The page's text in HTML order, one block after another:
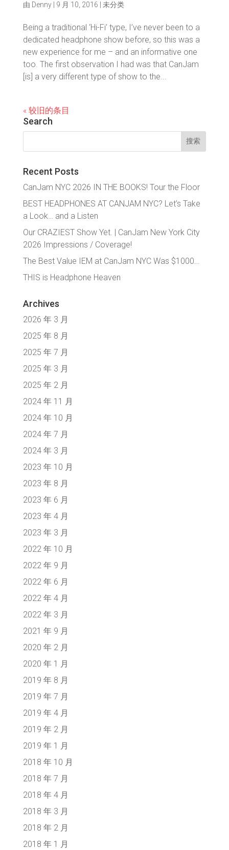
由 Denny| 9 月 10, 2016 未分类
Being a traditional ‘Hi-Fi’ type, I’ve never been to a
dedicated headphone show before, so this was a
new experience for me – and an informative one
too. The first observation I had was that CanJam
[is] a very different type of show to the...
« 较旧的条目
Search
搜
Recent Posts
CanJam NYC 2026 IN THE BOOKS! Tour the Floor
BEST HEADPHONES AT CANJAM NYC? Let’s Take
a Look… and a Listen
Our CRAZIEST Show Yet. | CanJam New York City
2026 Impressions / Coverage!
The Best Value IEM at CanJam NYC Was $1000…
THIS is Headphone Heaven
Archives
2026 年 3 月
2025 年 8 月
2025 年 7 月
2025 年 3 月
2025 年 2 月
2024 年 11 月
2024 年 10 月
2024 年 7 月
2024 年 3 月
2023 年 10 月
2023 年 8 月
2023 年 6 月
2023 年 4 月
2023 年 3 月
2022 年 10 月
2022 年 9 月
2022 年 6 月
2022 年 4 月
2022 年 3 月
2021 年 9 月
2020 年 2 月
2020 年 1 月
2019 年 8 月
2019 年 7 月
2019 年 4 月
2019 年 2 月
2019 年 1 月
2018 年 10 月
2018 年 7 月
2018 年 4 月
2018 年 3 月
2018 年 2 月
2018 年 1 月